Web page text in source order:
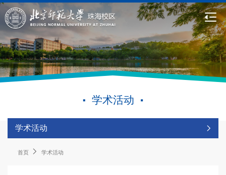
学术活动
学术活动
首页 学术活动